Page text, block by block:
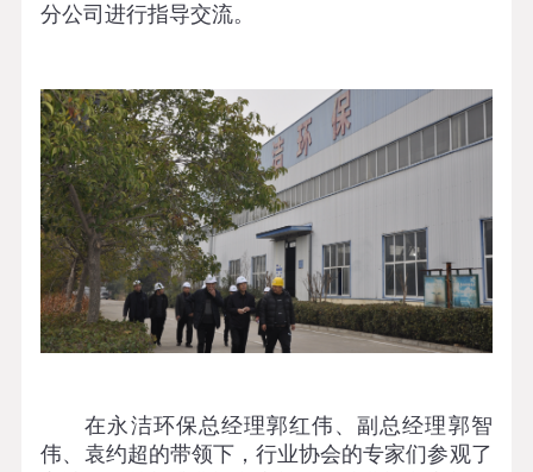
分公司进行指导交流。
在永洁环保总经理郭红伟、副总经理郭智
伟、袁约超的带领下，行业协会的专家们参观了